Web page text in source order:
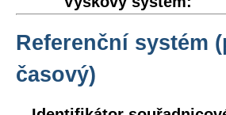
Referenční systém
časový)